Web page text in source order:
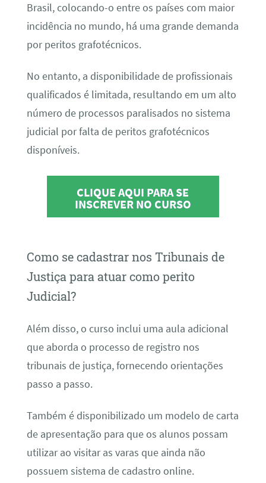
Brasil, colocando-o entre os países com maior
incidência no mundo, há uma grande demanda
por peritos grafotécnicos.
No entanto, a disponibilidade de profissionais
qualificados é limitada, resultando em um alto
número de processos paralisados no sistema
judicial por falta de peritos grafotécnicos
disponíveis.
CLIQUE AQUI PARA SE
INSCREVER NO CURSO
Como se cadastrar nos Tribunais de
Justiça para atuar como perito
Judicial?
Além disso, o curso inclui uma aula adicional
que aborda o processo de registro nos
tribunais de justiça, fornecendo orientações
passo a passo.
Também é disponibilizado um modelo de carta
de apresentação para que os alunos possam
utilizar ao visitar as varas que ainda não
possuem sistema de cadastro online.